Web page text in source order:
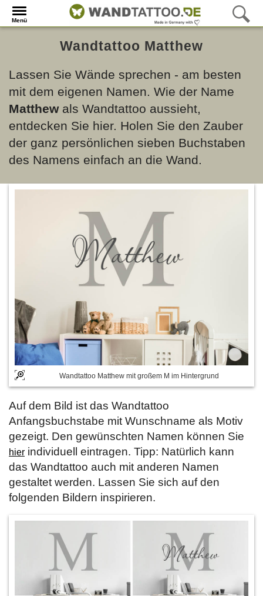
Menü
Wandtattoo Matthew
Lassen Sie Wände sprechen - am besten
mit dem eigenen Namen. Wie der Name
Matthewals Wandtattoo aussieht,
entdecken Sie hier. Holen Sie den Zauber
der ganz persönlichen sieben Buchstaben
des Namens einfach an die Wand.
Wandtattoo Matthew mit großem M im Hintergrund
Auf dem Bild ist das Wandtattoo
Anfangsbuchstabe mit Wunschname als Motiv
gezeigt. Den gewünschten Namen können Sie
hier individuell eintragen. Tipp: Natürlich kann
das Wandtattoo auch mit anderen Namen
gestaltet werden. Lassen Sie sich auf den
folgenden Bildern inspirieren.